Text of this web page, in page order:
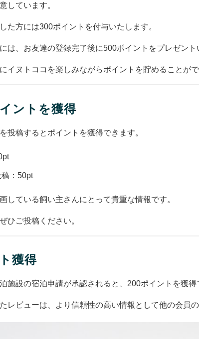
しています。
た方には300ポイントを付与いたします。
は、お友達の登録完了後に500ポイントをプレゼント
イヌトココを楽しみながらポイントを貯めることがで
ントを獲得
投稿するとポイントを獲得できます。
：50pt
している飼い主さんにとって貴重な情報です。
ひご投稿ください。
獲得
施設の宿泊申請が承認されると、200ポイントを獲得
レビューは、より信頼性の高い情報として他の会員の